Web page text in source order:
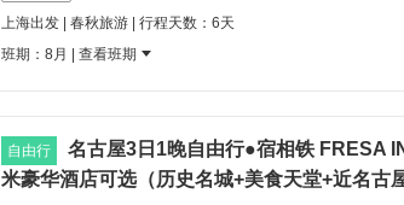
出行不压抑，中老年爸妈长途飞行更轻松； 行李额度拉满：往返
力，还支持全国联运出行。 :white_check_mark: 食宿高配体验
3-4 钻酒店，特别升级三晚温泉酒店，泡日式温泉、品尝温泉料
理，舒缓旅途疲惫 :white_check_mark: 双世界遗产打卡｜经典
上海出发 | 春秋旅游 | 行程天数：6天
班期：8月 | 查看班期
自由行
名古屋3日1晚自由行●宿相铁 FRESA
米豪华酒店可选（历史名城+美食天堂+近名古